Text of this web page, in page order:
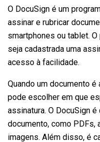
O DocuSign é um
assinar e rubricar
smartphones ou tablet.
seja cadastrada uma
acesso à facilidade.
Quando um documento
pode escolher em que
assinatura. O DocuSign
documento, como PDFs,
imagens. Além disso, é